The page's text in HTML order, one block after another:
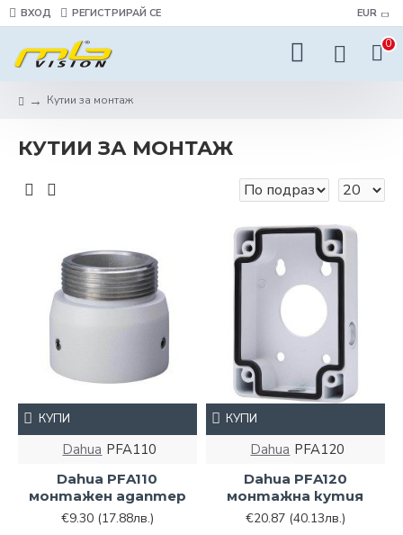
ВХОД РЕГИСТРИРАЙ СЕ EUR
0
Кутии за монтаж
КУТИИ ЗА МОНТАЖ
Dahua PFA110
Dahua PFA110
монтажен адаптер
€9.30 (17.88лв.)
КУПИ
Dahua PFA120
Dahua PFA120
монтажна кутия
€20.87 (40.13лв.)
КУПИ